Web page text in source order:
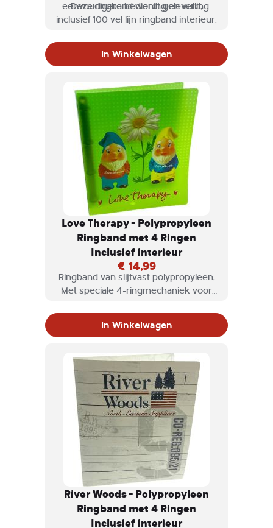
eenvoudigere bediening en vulling.
Deze ringband wordt geleverd,
inclusief 100 vel lijn ringband interieur.
In Winkelwagen
Love Therapy - Polypropyleen
Ringband met 4 Ringen
Inclusief interieur
€ 14,99
Ringband van slijtvast polypropyleen,
Met speciale 4-ringmechaniek voor
In Winkelwagen
River Woods - Polypropyleen
Ringband met 4 Ringen
Inclusief interieur